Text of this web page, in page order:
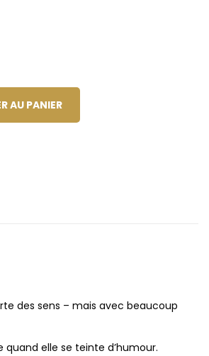
AU PANIER
des sens – mais avec beaucoup
elle se teinte d’humour.